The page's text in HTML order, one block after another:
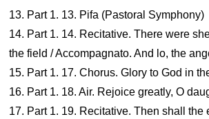
13. Part 1. 13. Pifa (Pastoral Symphony)
14. Part 1. 14. Recitative. There were
the field / Accompagnato. And lo, the
15. Part 1. 17. Chorus. Glory to God in
16. Part 1. 18. Air. Rejoice greatly, O
17. Part 1. 19. Recitative. Then shall the